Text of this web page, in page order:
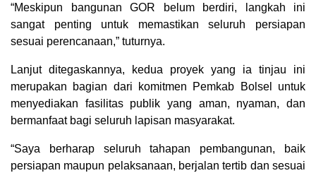
“Meskipun bangunan GOR belum berdiri, langkah ini
sangat penting untuk memastikan seluruh persiapan
sesuai perencanaan,” tuturnya.
Lanjut ditegaskannya, kedua proyek yang ia tinjau ini
merupakan bagian dari komitmen Pemkab Bolsel untuk
menyediakan fasilitas publik yang aman, nyaman, dan
bermanfaat bagi seluruh lapisan masyarakat.
“Saya berharap seluruh tahapan pembangunan, baik
persiapan maupun pelaksanaan, berjalan tertib dan sesuai